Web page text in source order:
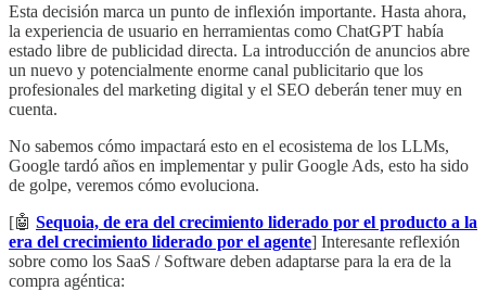
Esta decisión marca un punto de inflexión importante. Hasta ahora,
la experiencia de usuario en herramientas como ChatGPT había
estado libre de publicidad directa. La introducción de anuncios abre
un nuevo y potencialmente enorme canal publicitario que los
profesionales del marketing digital y el SEO deberán tener muy en
cuenta.
No sabemos cómo impactará esto en el ecosistema de los LLMs,
Google tardó años en implementar y pulir Google Ads, esto ha sido
de golpe, veremos cómo evoluciona.
[🤖 Sequoia, de era del crecimiento liderado por el producto a la
era del crecimiento liderado por el agente] Interesante reflexión
sobre como los SaaS / Software deben adaptarse para la era de la
compra agéntica: